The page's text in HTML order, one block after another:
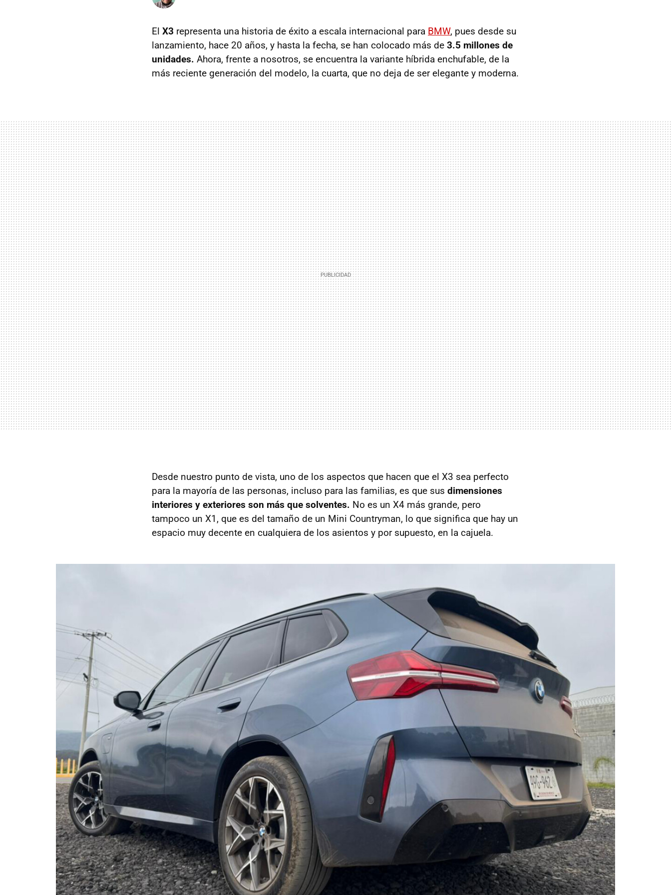
El X3 representa una historia de éxito a escala internacional para BMW, pues desde su
lanzamiento, hace 20 años, y hasta la fecha, se han colocado más de 3.5 millones de
unidades. Ahora, frente a nosotros, se encuentra la variante híbrida enchufable, de la
más reciente generación del modelo, la cuarta, que no deja de ser elegante y moderna.
Desde nuestro punto de vista, uno de los aspectos que hacen que el X3 sea perfecto
para la mayoría de las personas, incluso para las familias, es que sus dimensiones
interiores y exteriores son más que solventes. No es un X4 más grande, pero
tampoco un X1, que es del tamaño de un Mini Countryman, lo que significa que hay un
espacio muy decente en cualquiera de los asientos y por supuesto, en la cajuela.